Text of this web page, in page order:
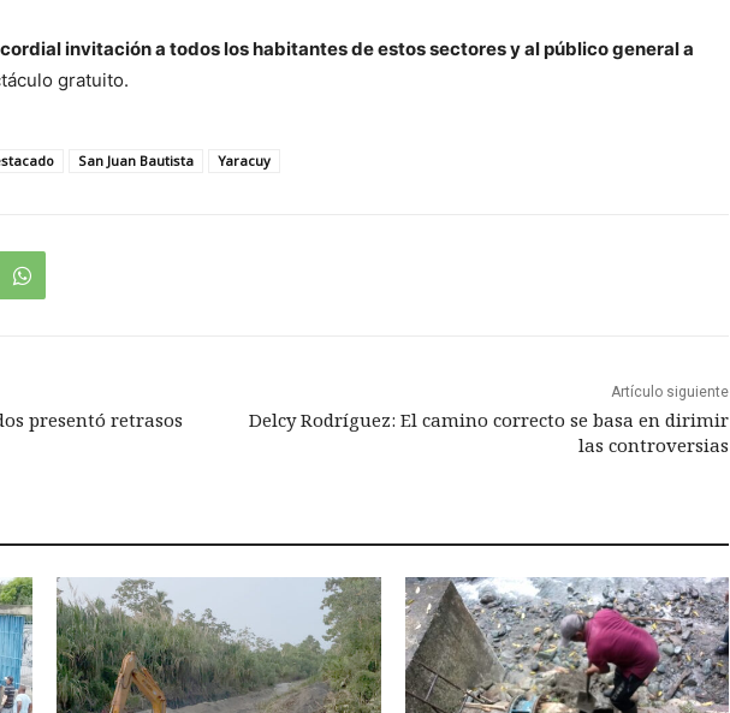
invitación a todos los habitantes de estos sectores y al público general a
gratuito.
San Juan Bautista Yaracuy
presentó retrasos
Artículo siguiente
Delcy Rodríguez: El camino correcto se basa en dirimir
las controversias